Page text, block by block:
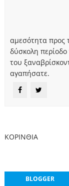
αμεσότητα προς
δύσκολη περίοδο
του
αγαπήσατε.
ΚΟΡΙΝΘΙΑ
BLOGGER